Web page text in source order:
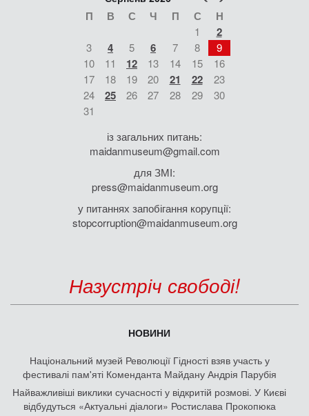
П В С Ч П С Н
1 2
3 4 5 6 7 8
9
10
11 12 13 14 15
16
17
18 19 20 21 22
23
24
25 26 27 28 29
30
31
із загальних питань:
maidanmuseum@gmail.com
для ЗМІ:
press@maidanmuseum.org
у питаннях запобігання корупції:
stopcorruption@maidanmuseum.org
Назустріч свободі!
НОВИНИ
Національний музей Революції Гідності взяв участь у
фестивалі пам'яті Коменданта Майдану Андрія Парубія
Найважливіші виклики сучасності у відкритій розмові. У Києві
відбудуться «Актуальні діалоги» Ростислава Прокопюка